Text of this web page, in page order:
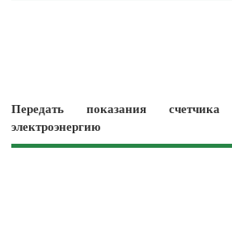
Передать показания
электроэнергию